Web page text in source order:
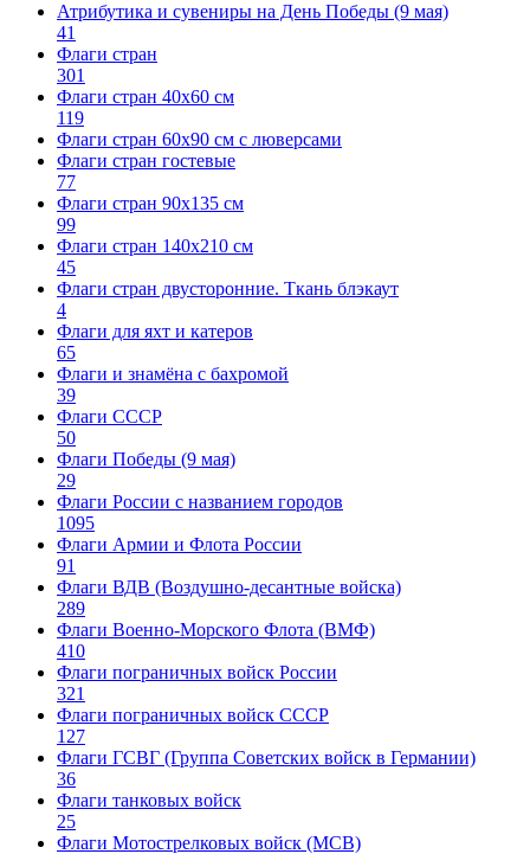
Атрибутика и сувениры на День Победы (9 мая)
41
Флаги стран
301
Флаги стран 40х60 см
119
Флаги стран 60x90 см с люверсами
Флаги стран гостевые
77
Флаги стран 90х135 см
99
Флаги стран 140х210 см
45
Флаги стран двусторонние. Ткань блэкаут
4
Флаги для яхт и катеров
65
Флаги и знамёна с бахромой
39
Флаги СССР
50
Флаги Победы (9 мая)
29
Флаги России с названием городов
1095
Флаги Армии и Флота России
91
Флаги ВДВ (Воздушно-десантные войска)
289
Флаги Военно-Морского Флота (ВМФ)
410
Флаги пограничных войск России
321
Флаги пограничных войск СССР
127
Флаги ГСВГ (Группа Советских войск в Германии)
36
Флаги танковых войск
25
Флаги Мотострелковых войск (МСВ)